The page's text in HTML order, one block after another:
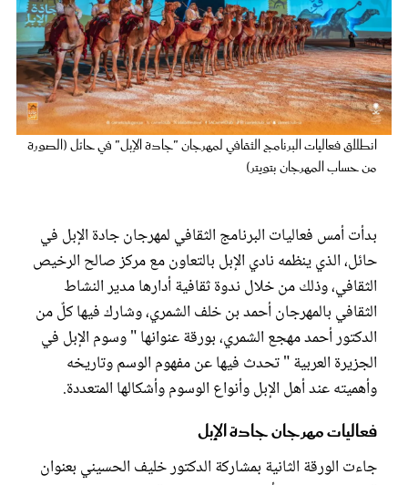
انطلاق فعاليات البرنامج الثقافي لمهرجان "جادة الإبل" في حائل (الصورة
من حساب المهرجان بتويتر)
بدأت أمس فعاليات البرنامج الثقافي لمهرجان جادة الإبل في
حائل، الذي ينظمه نادي الإبل بالتعاون مع مركز صالح الرخيص
الثقافي، وذلك من خلال ندوة ثقافية أدارها مدير النشاط
الثقافي بالمهرجان أحمد بن خلف الشمري، وشارك فيها كلٌ من
الدكتور أحمد مهجع الشمري، بورقة عنوانها " وسوم الإبل في
الجزيرة العربية " تحدث فيها عن مفهوم الوسم وتاريخه
وأهميته عند أهل الإبل وأنواع الوسوم وأشكالها المتعددة.
فعاليات مهرجان جادة الإبل
جاءت الورقة الثانية بمشاركة الدكتور خليف الحسيني بعنوان
ستايل
تقارير
عروس سيدتي
مجلة سيدتي
غلاف رفمي